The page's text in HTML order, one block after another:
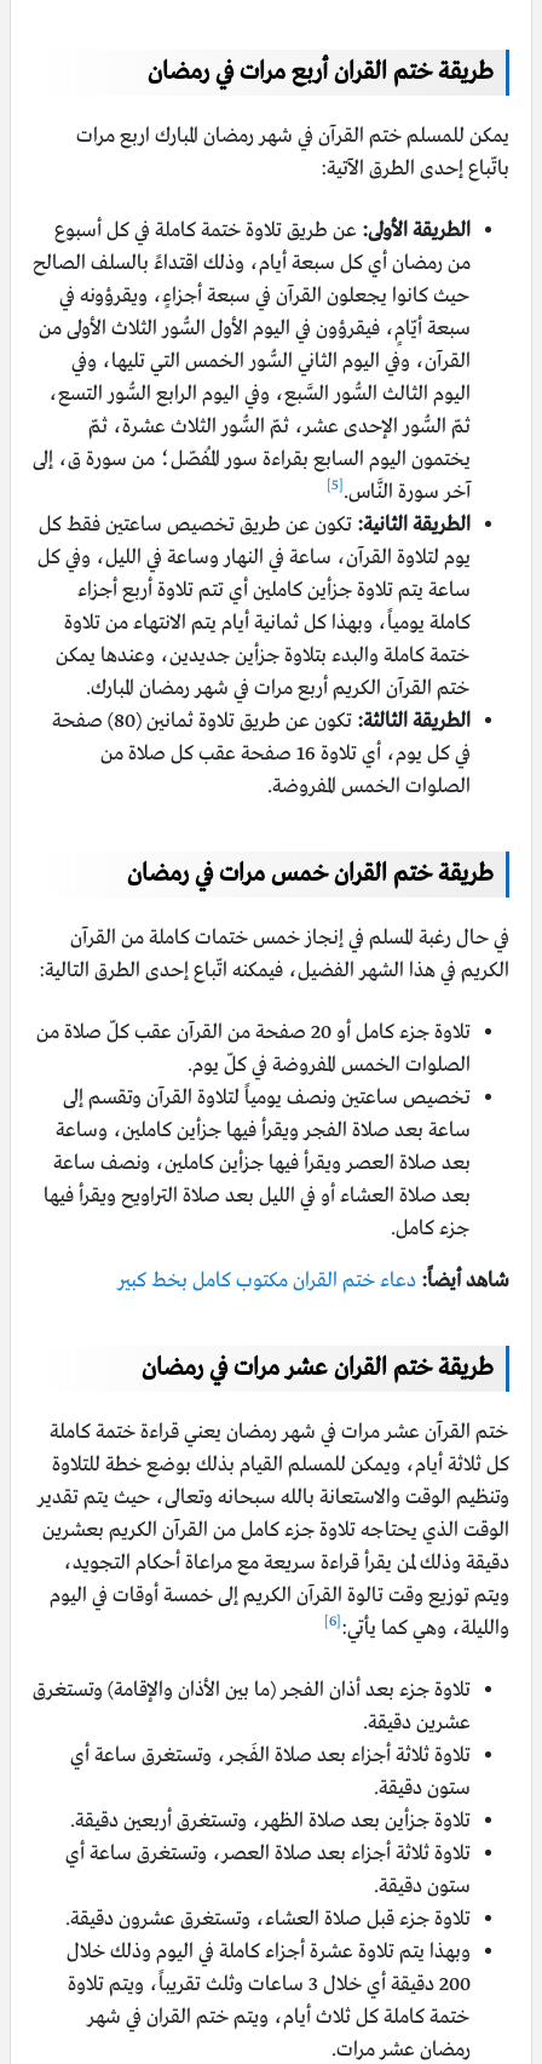
طريقة ختم القران أربع مرات في رمضان
يمكن للمسلم ختم القرآن في شهر رمضان المبارك اربع مرات
باتّباع إحدى الطرق الآتية:
الطريقة الأولى: عن طريق تلاوة ختمة كاملة في كل أسبوع
من رمضان أي كل سبعة أيام، وذلك اقتداءً بالسلف الصالح
حيث كانوا يجعلون القرآن في سبعة أجزاءٍ، ويقرؤونه في
سبعة أيّامٍ، فيقرؤون في اليوم الأول السُّور الثلاث الأولى من
القرآن، وفي اليوم الثاني السُّور الخمس التي تليها، وفي
اليوم الثالث السُّور السَّبع، وفي اليوم الرابع السُّور التسع،
ثمّ السُّور الإحدى عشر، ثمّ السُّور الثلاث عشرة، ثمّ
يختمون اليوم السابع بقراءة سور المُفصّل؛ من سورة ق، إلى
آخر سورة النَّاس.[5]
الطريقة الثانية: تكون عن طريق تخصيص ساعتين فقط كل
يوم لتلاوة القرآن، ساعة في النهار وساعة في الليل، وفي كل
ساعة يتم تلاوة جزأين كاملين أي تتم تلاوة أربع أجزاء
كاملة يومياً، وبهذا كل ثمانية أيام يتم الانتهاء من تلاوة
ختمة كاملة والبدء بتلاوة جزأين جديدين، وعندها يمكن
ختم القرآن الكريم أربع مرات في شهر رمضان المبارك.
الطريقة الثالثة:
تكون عن طريق تلاوة ثمانين (80) صفحة
في كل يوم، أي تلاوة 16 صفحة عقب كل صلاة من
الصلوات الخمس المفروضة.
طريقة ختم القران خمس مرات في رمضان
في حال رغبة المسلم في إنجاز خمس ختمات كاملة من القرآن
الكريم في هذا الشهر الفضيل، فيمكنه اتّباع إحدى الطرق التالية:
تلاوة جزء كامل أو 20 صفحة من القرآن عقب كلّ صلاة من
الصلوات الخمس المفروضة في كلّ يوم.
تخصيص ساعتين ونصف يومياً لتلاوة القرآن وتقسم إلى
ساعة بعد صلاة الفجر ويقرأ فيها جزأين كاملين، وساعة
بعد صلاة العصر ويقرأ فيها جزأين كاملين، ونصف ساعة
بعد صلاة العشاء أو في الليل بعد صلاة التراويح ويقرأ فيها
جزء كامل.
شاهد أيضاً: دعاء ختم القران مكتوب كامل بخط كبير
طريقة ختم القران عشر مرات في رمضان
ختم القرآن عشر مرات في شهر رمضان يعني قراءة ختمة كاملة
كل ثلاثة أيام، ويمكن للمسلم القيام بذلك بوضع خطة للتلاوة
وتنظيم الوقت والاستعانة بالله سبحانه وتعالى، حيث يتم تقدير
الوقت الذي يحتاجه تلاوة جزء كامل من القرآن الكريم بعشرين
دقيقة وذلك لمن يقرأ قراءة سريعة مع مراعاة أحكام التجويد،
ويتم توزيع وقت تالوة القرآن الكريم إلى خمسة أوقات في اليوم
والليلة، وهي كما يأتي:[6]
تلاوة جزء بعد أذان الفجر (ما بين الأذان والإقامة) وتستغرق
عشرين دقيقة.
تلاوة ثلاثة أجزاء بعد صلاة الفَجر، وتستغرق ساعة أي
ستون دقيقة.
تلاوة جزأين بعد صلاة الظهر، وتستغرق أربعين دقيقة.
تلاوة ثلاثة أجزاء بعد صلاة العصر، وتستغرق ساعة أي
ستون دقيقة.
تلاوة جزء قبل صلاة العشاء، وتستغرق عشرون دقيقة.
وبهذا يتم تلاوة عشرة أجزاء كاملة في اليوم وذلك خلال
200 دقيقة أي خلال 3 ساعات وثلث تقريباً، ويتم تلاوة
ختمة كاملة كل ثلاث أيام، ويتم ختم القران في شهر
رمضان عشر مرات.